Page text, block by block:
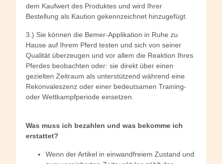
dem Kaufwert des Produktes und wird Ihrer
Bestellung als Kaution gekennzeichnet hinzugefügt.
3.) Sie können die Bemer-Applikation in Ruhe zu
Hause auf Ihrem Pferd testen und sich von seiner
Qualität überzeugen und vor allem die Reaktion Ihres
Pferdes beobachten oder: sie direkt über einen
gezielten Zeitraum als unterstützend während eine
Rekonvaleszenz oder einer bedeutsamen Training-
oder Wettkampfperiode einsetzen.
Was muss ich bezahlen und was bekomme ich
erstattet?
Wenn der Artikel in einwandfreiem Zustand und